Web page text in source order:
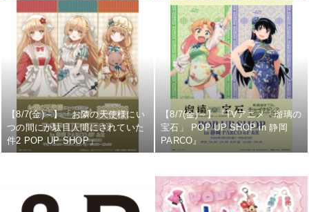
【8/7(金)～】「お隣の天使様にい
つの間にか駄目人間にされていた
件2 POP UP SHOP」
【8/7(金)～】『TVアニメ「瑠璃の
宝石」 POP UP SHOP in 静岡
PARCO』